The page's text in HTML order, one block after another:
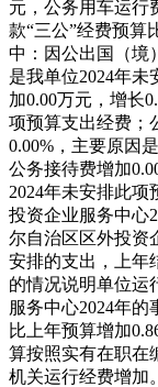
元，公务用车运行
款“三公”经费预算
中：因公出国（境
是我单位2024年
加0.00万元，增长
项预算支出经费；
0.00%，主要原因
公务接待费增加
2024年未安排此项
投资企业服务中心
尔自治区区外投资
安排的支出，上年
的情况说明单位运
服务中心2024年的
比上年预算增加
算按照实有在职在
机关运行经费增加。